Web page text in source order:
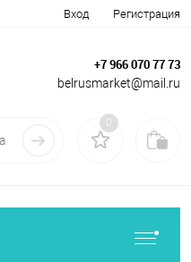
Вход Регистрация
+7 966 070 77 73
belrusmarket@mail.ru
0